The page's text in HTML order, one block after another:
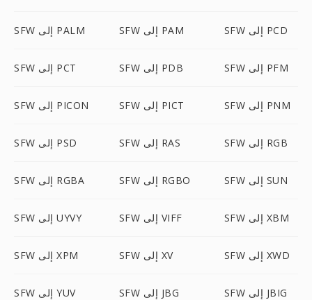
SFW إلى PALM SFW إلى PAM SFW إلى PCD
SFW إلى PCT SFW إلى PDB SFW إلى PFM
SFW إلى PICON SFW إلى PICT SFW إلى PNM
SFW إلى PSD SFW إلى RAS SFW إلى RGB
SFW إلى RGBA SFW إلى RGBO SFW إلى SUN
SFW إلى UYVY SFW إلى VIFF SFW إلى XBM
SFW إلى XPM SFW إلى XV SFW إلى XWD
SFW إلى YUV SFW إلى JBG SFW إلى JBIG